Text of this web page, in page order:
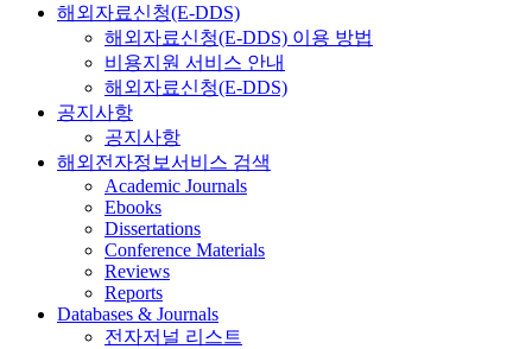
해외자료신청(E-DDS)
해외자료신청(E-DDS) 이용 방법
비용지원 서비스 안내
해외자료신청(E-DDS)
공지사항
공지사항
해외전자정보서비스 검색
Academic Journals
Ebooks
Dissertations
Conference Materials
Reviews
Reports
Databases & Journals
전자저널 리스트